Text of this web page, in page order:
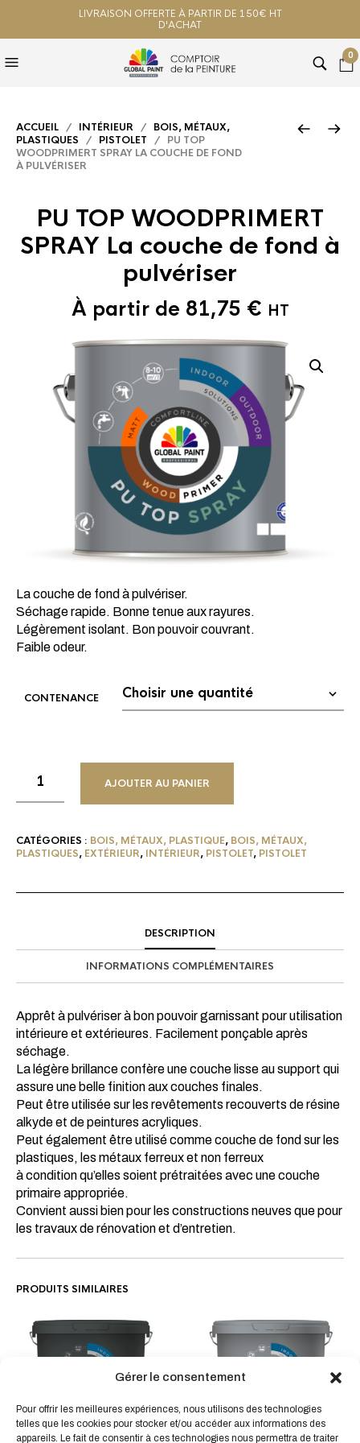
Gérer le consentement
Pour offrir les meilleures expériences, nous utilisons des technologies
telles que les cookies pour stocker et/ou accéder aux informations des
appareils. Le fait de consentir à ces technologies nous permettra de traiter
LIVRAISON OFFERTE À PARTIR DE 150€ HT
D'ACHAT
0
ACCUEIL / INTÉRIEUR / BOIS, MÉTAUX,
PLASTIQUES / PISTOLET / PU TOP
WOODPRIMERT SPRAY LA COUCHE DE FOND
À PULVÉRISER
PU TOP WOODPRIMERT
SPRAY La couche de fond à
pulvériser
À partir de 81,75 € HT
La couche de fond à pulvériser.
Séchage rapide. Bonne tenue aux rayures.
Légèrement isolant. Bon pouvoir couvrant.
Faible odeur.
CONTENANCE
AJOUTER AU PANIER
CATÉGORIES : BOIS, MÉTAUX, PLASTIQUE, BOIS, MÉTAUX,
PLASTIQUES, EXTÉRIEUR, INTÉRIEUR, PISTOLET, PISTOLET
DESCRIPTION
INFORMATIONS COMPLÉMENTAIRES
Apprêt à pulvériser à bon pouvoir garnissant pour utilisation
intérieure et extérieures. Facilement ponçable après
séchage.
La légère brillance confère une couche lisse au support qui
assure une belle finition aux couches finales.
Peut être utilisée sur les revêtements recouverts de résine
alkyde et de peintures acryliques.
Peut également être utilisé comme couche de fond sur les
plastiques, les métaux ferreux et non ferreux
à condition qu’elles soient prétraitées avec une couche
primaire appropriée.
Convient aussi bien pour les constructions neuves que pour
les travaux de rénovation et d’entretien.
PRODUITS SIMILAIRES
Ce
produit
Ce
produit